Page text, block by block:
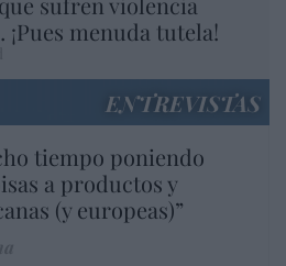
¡Pues menuda tutela!
ENTREVISTAS
tiempo poniendo
a productos y
(y europeas)”